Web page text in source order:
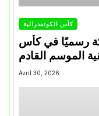
كأس الكونفدرالية
رسميًا في كأس
Avril 30, 2026